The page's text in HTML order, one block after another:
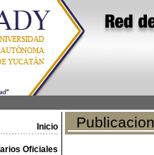
Inicio
Oficiales